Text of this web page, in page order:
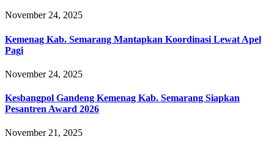
November 24, 2025
Kemenag Kab. Semarang Mantapkan Koordinasi Lewat Apel
Pagi
November 24, 2025
Kesbangpol Gandeng Kemenag Kab. Semarang Siapkan
Pesantren Award 2026
November 21, 2025